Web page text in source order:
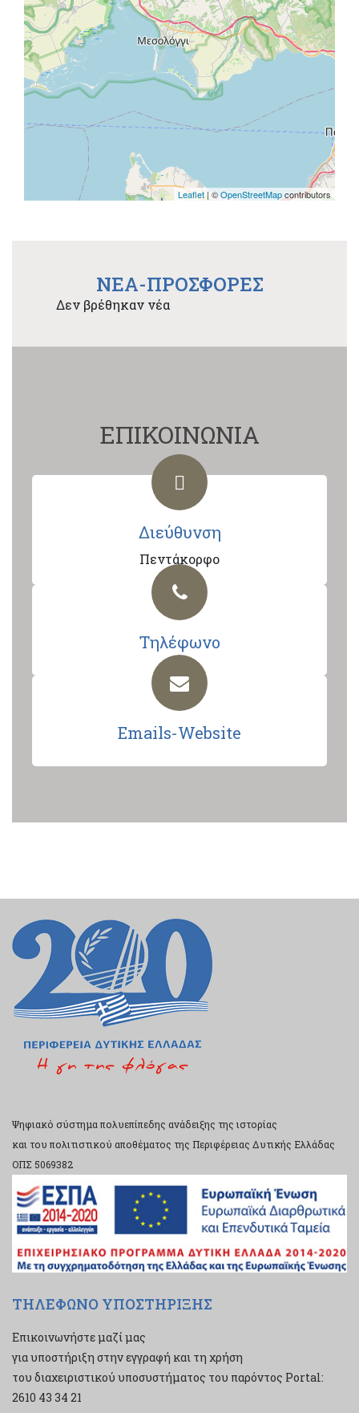
Leaflet | ©OpenStreetMapcontributors
NEA-ΠΡΟΣΦΟΡΕΣ
Δεν βρέθηκαν νέα
ΕΠΙΚΟΙΝΩΝΙΑ
Διεύθυνση
Πεντάκορφο
Τηλέφωνο
Emails-Website
Ψηφιακό σύστημα πολυεπίπεδης ανάδειξης της ιστορίας
και του πολιτιστικού αποθέματος της Περιφέρειας Δυτικής Ελλάδας
ΟΠΣ 5069382
ΤΗΛΕΦΩΝΟ ΥΠΟΣΤΗΡΙΞΗΣ
Επικοινωνήστε μαζί μας
για υποστήριξη στην εγγραφή και τη χρήση
του διαχειριστικού υποσυστήματος του παρόντος Portal:
2610 43 34 21